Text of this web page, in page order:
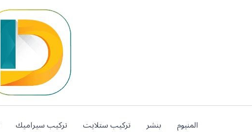
المنيوم بنشر تركيب ستلايت تركيب سيراميك